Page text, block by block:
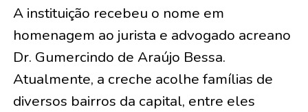
A instituição recebeu o nome em
homenagem ao jurista e advogado acreano
Dr. Gumercindo de Araújo Bessa.
Atualmente, a creche acolhe famílias de
diversos bairros da capital, entre eles